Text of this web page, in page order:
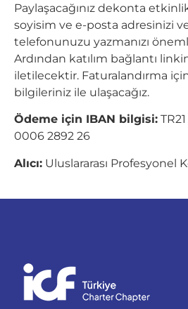
Paylaşacağınız dekonta
soyisim ve e-posta adresinizi
telefonunuzu yazmanızı
Ardından katılım bağlantı
iletilecektir. Faturalandırma
bilgileriniz ile ulaşacağız.
Ödeme için IBAN bilgisi:
0006 2892 26
Alıcı: Uluslararası Profesyonel